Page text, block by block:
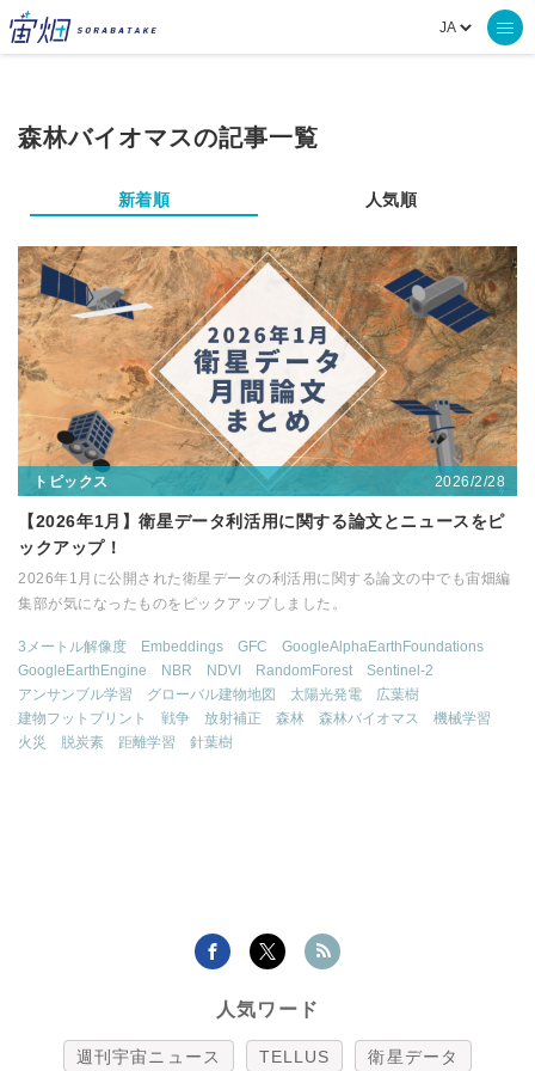
森林バイオマスの記事一覧
新着順 人気順
トピックス 2026/2/28
【2026年1月】衛星データ利活用に関する論文とニュースをピ
ックアップ！
2026年1月に公開された衛星データの利活用に関する論文の中でも宙畑編
集部が気になったものをピックアップしました。
3メートル解像度 Embeddings GFC
GoogleAlphaEarthFoundations
GoogleEarthEngine
NBR NDVI RandomForest
Sentinel-2
アンサンブル学習
グローバル建物地図 太陽光発電
広葉樹
建物フットプリント
戦争 放射補正 森林 森林バイオマス
機械学習
火災
脱炭素 距離学習 針葉樹
人気ワード
週刊宇宙ニュース TELLUS 衛星データ